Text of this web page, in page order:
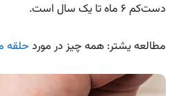
دست‌کم ۶ ماه تا یک سال است.
مطالعه یشتر: همه چیز در مورد حلقه